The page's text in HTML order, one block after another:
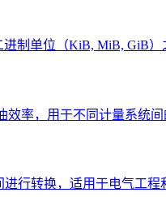
制单位（KiB, MiB, GiB）
率，用于不同计量系统间
行转换，适用于电气工程